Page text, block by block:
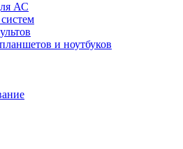
АС
и ноутбуков